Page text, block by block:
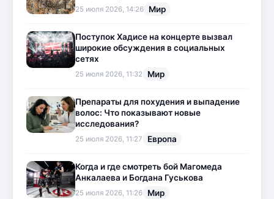
25 июля 2026, 14:26 Мир
Поступок Хадисе на концерте вызвал
широкие обсуждения в социальных
сетях
25 июля 2026, 11:32 Мир
Препараты для похудения и выпадение
волос: Что показывают новые
исследования?
25 июля 2026, 11:27 Европа
Когда и где смотреть бой Магомеда
Анкалаева и Богдана Гуськова
25 июля 2026, 11:26 Мир